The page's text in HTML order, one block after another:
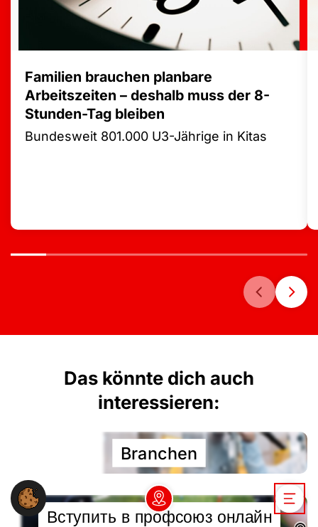
Dein NGG-Büro vor Ort Open /
Familien brauchen planbare
Arbeitszeiten – deshalb muss der 8-
Stunden-Tag bleiben
Bundesweit 801.000 U3-Jährige in Kitas
Das könnte dich auch
interessieren:
Branchen
Вступить в профсоюз онлайн